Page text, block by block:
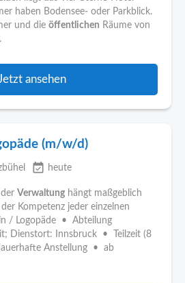
haben Bodensee- oder Parkblick.
und die öffentlichen Räume von
ansehen
(m/w/d)
event_available heute
Verwaltung hängt maßgeblich
Kompetenz jeder einzelnen
/ Logopäde • Abteilung
Dienstort: Innsbruck • Teilzeit (8
Anstellung • ab